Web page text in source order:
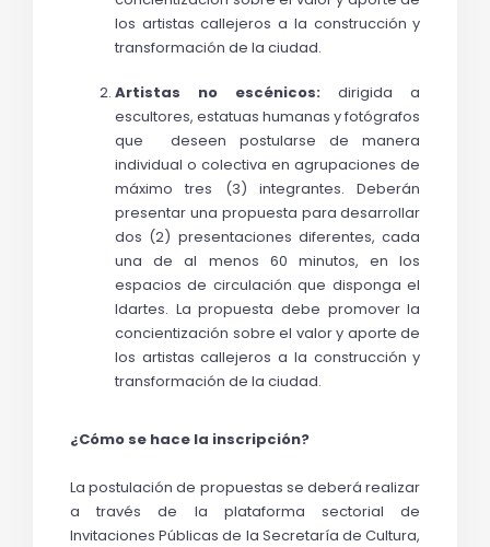
los artistas callejeros a la construcción y
transformación de la ciudad.
Artistas no escénicos: dirigida a
escultores, estatuas humanas y fotógrafos
que  deseen postularse de manera
individual o colectiva en agrupaciones de
máximo tres (3) integrantes. Deberán
presentar una propuesta para desarrollar
dos (2) presentaciones diferentes, cada
una de al menos 60 minutos, en los
espacios de circulación que disponga el
Idartes. La propuesta debe promover la
concientización sobre el valor y aporte de
los artistas callejeros a la construcción y
transformación de la ciudad.
¿Cómo se hace la inscripción?
La postulación de propuestas se deberá realizar
a través de la plataforma sectorial de
Invitaciones Públicas de la Secretaría de Cultura,